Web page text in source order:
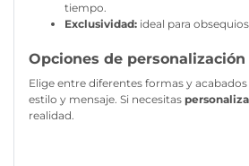
tiempo.
Exclusividad: ideal para
Opciones de personalización
Elige entre diferentes formas y
estilo y mensaje. Si necesitas
realidad.